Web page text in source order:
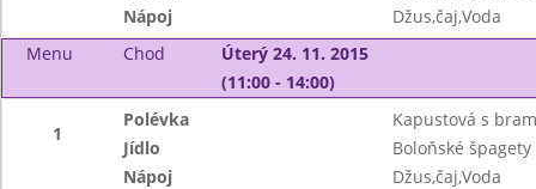
Nápoj
Džus,čaj,Voda
Menu
Chod
Úterý 24. 11. 2015
(11:00 - 14:00)
1
Polévka
Kapustová s
Jídlo
Boloňské
Nápoj
Džus,čaj,Voda